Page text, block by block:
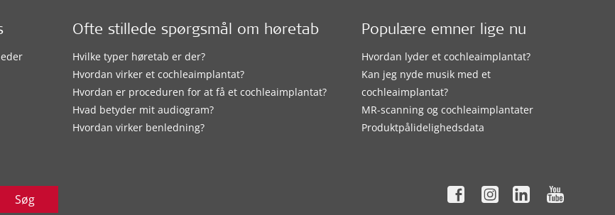
Ofte stillede spørgsmål om høretab
Hvilke typer høretab er der?
Hvordan virker et cochleaimplantat?
Hvordan er proceduren for at få et cochleaimplantat?
Hvad betyder mit audiogram?
Hvordan virker benledning?
Populære emner lige nu
Hvordan lyder et cochleaimplantat?
Kan jeg nyde musik med et
cochleaimplantat?
MR-scanning og cochleaimplantater
Produktpålidelighedsdata
Søg